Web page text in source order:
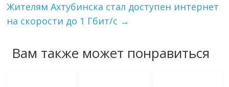
Жителям Ахтубинска стал доступен интернет
на скорости до 1 Гбит/с →
Вам также может понравиться